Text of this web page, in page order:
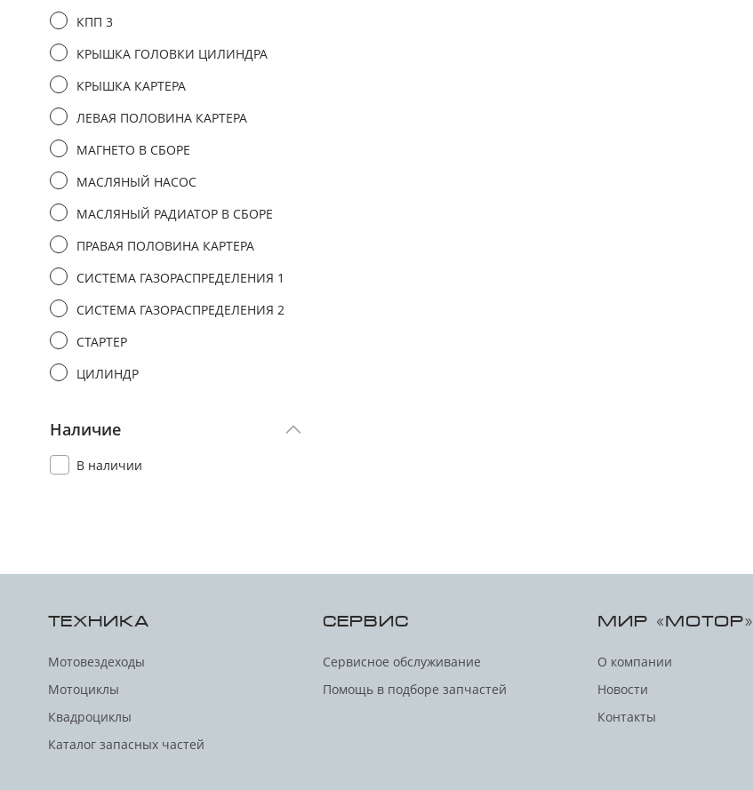
КПП 3
КРЫШКА ГОЛОВКИ ЦИЛИНДРА
КРЫШКА КАРТЕРА
ЛЕВАЯ ПОЛОВИНА КАРТЕРА
МАГНЕТО В СБОРЕ
МАСЛЯНЫЙ НАСОС
МАСЛЯНЫЙ РАДИАТОР В СБОРЕ
ПРАВАЯ ПОЛОВИНА КАРТЕРА
СИСТЕМА ГАЗОРАСПРЕДЕЛЕНИЯ 1
СИСТЕМА ГАЗОРАСПРЕДЕЛЕНИЯ 2
СТАРТЕР
ЦИЛИНДР
Наличие
В наличии
ТЕХНИКА
Мотовездеходы
Мотоциклы
Квадроциклы
Каталог запасных частей
СЕРВИС
Сервисное обслуживание
Помощь в подборе запчастей
МИР «МОТОР»
О компании
Новости
Контакты